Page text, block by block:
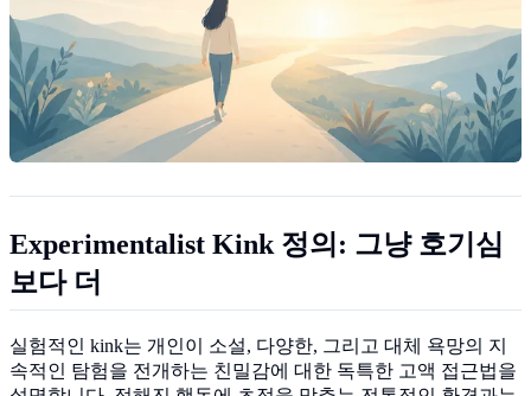
Experimentalist Kink 정의: 그냥 호기심
보다 더
실험적인 kink는 개인이 소설, 다양한, 그리고 대체 욕망의 지
속적인 탐험을 전개하는 친밀감에 대한 독특한 고액 접근법을